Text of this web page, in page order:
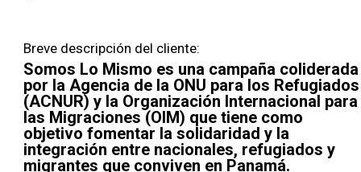
Breve descripción del cliente:
Somos Lo Mismo es una campaña coliderada
por la Agencia de la ONU para los Refugiados
(ACNUR) y la Organización Internacional para
las Migraciones (OIM) que tiene como
objetivo fomentar la solidaridad y la
integración entre nacionales, refugiados y
migrantes que conviven en Panamá.